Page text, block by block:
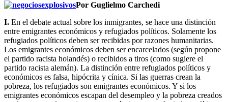
Por Guglielmo Carchedi
I. En el debate actual sobre los inmigrantes, se hace una distinción
entre emigrantes económicos y refugiados políticos. Solamente los
refugiados políticos deben ser recibidas por razones humanitarias.
Los emigrantes económicos deben ser encarcelados (según propone
el partido racista holandés) o recibidos a tiros (como sugiere el
partido racista alemán). La distinción entre refugiados políticos y
económicos es falsa, hipócrita y cínica. Si las guerras crean la
pobreza, los refugiados son emigrantes económicos. Y si los
emigrantes económicos escapan del desempleo y la pobreza creados